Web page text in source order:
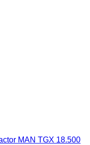
MAN TGX 18.500